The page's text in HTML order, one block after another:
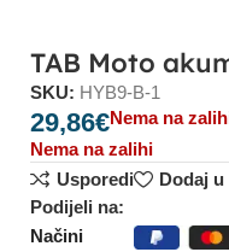
TAB Moto
SKU: HYB9-B-1
29,86€Nema na
Nema na zalihi
Usporedi
Dodaj
Podijeli na:
Načini